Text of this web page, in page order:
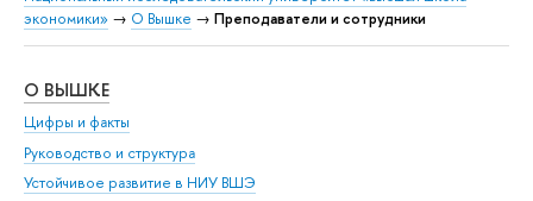
экономики» → О Вышке → Преподаватели и сотрудники
О ВЫШКЕ
Цифры и факты
Руководство и структура
Устойчивое развитие в НИУ ВШЭ